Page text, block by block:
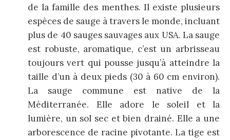
de la famille des menthes. Il existe plusieurs
espèces de sauge à travers le monde, incluant
plus de 40 sauges sauvages aux USA. La sauge
est robuste, aromatique, c’est un arbrisseau
toujours vert qui pousse jusqu’à atteindre la
taille d’un à deux pieds (30 à 60 cm environ).
La sauge commune est native de la
Méditerranée. Elle adore le soleil et la
lumière, un sol sec et bien drainé. Elle a une
arborescence de racine pivotante. La tige est